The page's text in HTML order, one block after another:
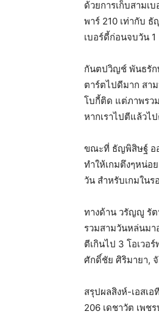
ด้วยการเก็บสามเ
พาร์ 210 เท่ากับ
เบอร์ดี้ก่อนจบวัน 1
กันตปวิญช์ พันธรัก
ตาร์ตไปดีมาก สา
โบกี้ติด แต่ภาพรว
หากเราไปตีแล้วไ
ขณะที่ ธัญพิสิษฐ์ ออ
ทำให้เกมตึงๆหน่อ
วัน สำหรับเกมใน
ทางด้าน วรัญญู รัต
รวมสามวันหล่นมา
ตีเกินไป 3 โอเวอ
ศักดิ์ชัย ศิริมายา,
สรุปผลสิงห์-เอสเ
206 เดชาวัต เพช